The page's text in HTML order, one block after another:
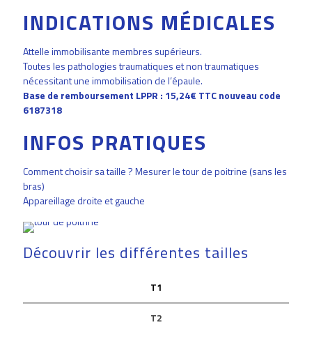
INDICATIONS MÉDICALES
Attelle immobilisante membres supérieurs.
Toutes les pathologies traumatiques et non traumatiques
nécessitant une immobilisation de l’épaule.
Base de remboursement LPPR : 15,24€ TTC nouveau code
6187318
INFOS PRATIQUES
Comment choisir sa taille ? Mesurer le tour de poitrine (sans les
bras)
Appareillage droite et gauche
Découvrir les différentes tailles
T1
T2